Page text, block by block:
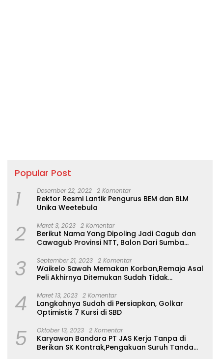
Popular Post
1 Desember 22, 2022 2 Komentar
Rektor Resmi Lantik Pengurus BEM dan BLM
Unika Weetebula
2 Maret 3, 2023 2 Komentar
Berikut Nama Yang Dipoling Jadi Cagub dan
Cawagub Provinsi NTT, Balon Dari Sumba
3 September 21, 2023 2 Komentar
Waikelo Sawah Memakan Korban,Remaja Asal
Peli Akhirnya Ditemukan Sudah Tidak
4 Maret 13, 2023 2 Komentar
Langkahnya Sudah di Persiapkan, Golkar
Optimistis 7 Kursi di SBD
5 Oktober 13, 2023 2 Komentar
Karyawan Bandara PT JAS Kerja Tanpa di
Berikan SK Kontrak,Pengakuan Suruh Tanda